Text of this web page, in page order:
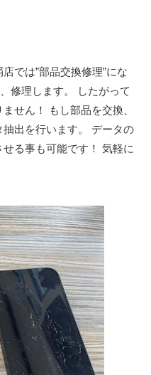
では”部品交換修理”にな
修理します。 したがって
せん！ もし部品を交換、
出を行います。 データの
る事も可能です！ 気軽に